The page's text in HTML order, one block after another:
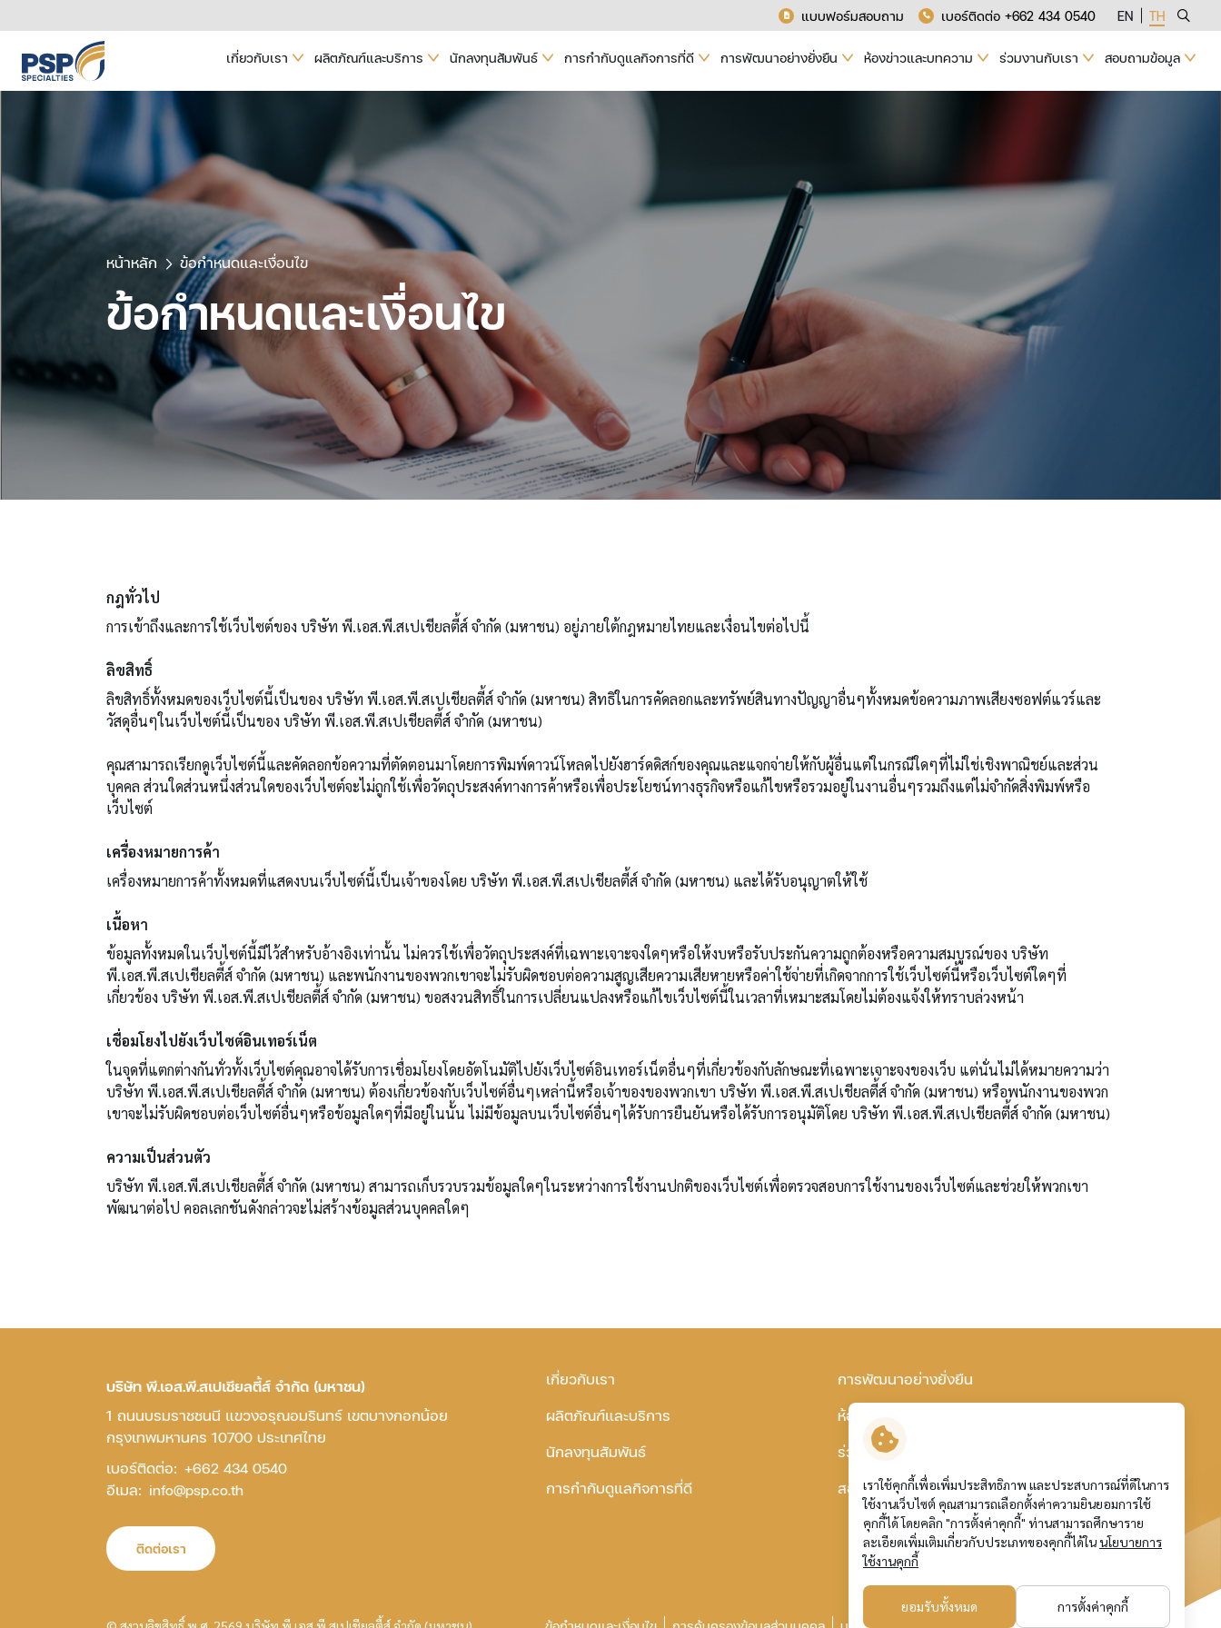
แบบฟอร์มสอบถาม เบอร์ติดต่อ +662 434 0540 EN TH
เกี่ยวกับเรา ผลิตภัณฑ์และบริการ นักลงทุนสัมพันธ์ การกำกับดูแลกิจการที่ดี การพัฒนาอย่างยั่งยืน ห้องข่าวและบทความ ร่วมงานกับเรา สอบถามข้อมูล
หน้าหลัก ข้อกำหนดและเงื่อนไข
ข้อกำหนดและเงื่อนไข
กฎทั่วไป
การเข้าถึงและการใช้เว็บไซต์ของ บริษัท พี.เอส.พี.สเปเชียลตี้ส์ จำกัด (มหาชน) อยู่ภายใต้กฎหมายไทยและเงื่อนไขต่อไปนี้
ลิขสิทธิ์
ลิขสิทธิ์ทั้งหมดของเว็บไซต์นี้เป็นของ บริษัท พี.เอส.พี.สเปเชียลตี้ส์ จำกัด (มหาชน) สิทธิในการคัดลอกและทรัพย์สินทางปัญญาอื่นๆทั้งหมดข้อความภาพเสียงซอฟต์แวร์และ
วัสดุอื่นๆในเว็บไซต์นี้เป็นของ บริษัท พี.เอส.พี.สเปเชียลตี้ส์ จำกัด (มหาชน)
คุณสามารถเรียกดูเว็บไซต์นี้และคัดลอกข้อความที่ตัดตอนมาโดยการพิมพ์ดาวน์โหลดไปยังฮาร์ดดิสก์ของคุณและแจกจ่ายให้กับผู้อื่นแต่ในกรณีใดๆที่ไม่ใช่เชิงพาณิชย์และส่วน
บุคคล ส่วนใดส่วนหนึ่งส่วนใดของเว็บไซต์จะไม่ถูกใช้เพื่อวัตถุประสงค์ทางการค้าหรือเพื่อประโยชน์ทางธุรกิจหรือแก้ไขหรือรวมอยู่ในงานอื่นๆรวมถึงแต่ไม่จํากัดสิ่งพิมพ์หรือ
เว็บไซต์
เครื่องหมายการค้า
เครื่องหมายการค้าทั้งหมดที่แสดงบนเว็บไซต์นี้เป็นเจ้าของโดย บริษัท พี.เอส.พี.สเปเชียลตี้ส์ จำกัด (มหาชน) และได้รับอนุญาตให้ใช้
เนื้อหา
ข้อมูลทั้งหมดในเว็บไซต์นี้มีไว้สำหรับอ้างอิงเท่านั้น ไม่ควรใช้เพื่อวัตถุประสงค์ที่เฉพาะเจาะจงใดๆหรือให้งบหรือรับประกันความถูกต้องหรือความสมบูรณ์ของ บริษัท
พี.เอส.พี.สเปเชียลตี้ส์ จำกัด (มหาชน) และพนักงานของพวกเขาจะไม่รับผิดชอบต่อความสูญเสียความเสียหายหรือค่าใช้จ่ายที่เกิดจากการใช้เว็บไซต์นี้หรือเว็บไซต์ใดๆที่
เกี่ยวข้อง บริษัท พี.เอส.พี.สเปเชียลตี้ส์ จำกัด (มหาชน) ขอสงวนสิทธิ์ในการเปลี่ยนแปลงหรือแก้ไขเว็บไซต์นี้ในเวลาที่เหมาะสมโดยไม่ต้องแจ้งให้ทราบล่วงหน้า
เชื่อมโยงไปยังเว็บไซต์อินเทอร์เน็ต
ในจุดที่แตกต่างกันทั่วทั้งเว็บไซต์คุณอาจได้รับการเชื่อมโยงโดยอัตโนมัติไปยังเว็บไซต์อินเทอร์เน็ตอื่นๆที่เกี่ยวข้องกับลักษณะที่เฉพาะเจาะจงของเว็บ แต่นั่นไม่ได้หมายความว่า
บริษัท พี.เอส.พี.สเปเชียลตี้ส์ จำกัด (มหาชน) ต้องเกี่ยวข้องกับเว็บไซต์อื่นๆเหล่านี้หรือเจ้าของของพวกเขา บริษัท พี.เอส.พี.สเปเชียลตี้ส์ จำกัด (มหาชน) หรือพนักงานของพวก
เขาจะไม่รับผิดชอบต่อเว็บไซต์อื่นๆหรือข้อมูลใดๆที่มีอยู่ในนั้น ไม่มีข้อมูลบนเว็บไซต์อื่นๆได้รับการยืนยันหรือได้รับการอนุมัติโดย บริษัท พี.เอส.พี.สเปเชียลตี้ส์ จำกัด (มหาชน)
ความเป็นส่วนตัว
บริษัท พี.เอส.พี.สเปเชียลตี้ส์ จำกัด (มหาชน) สามารถเก็บรวบรวมข้อมูลใดๆในระหว่างการใช้งานปกติของเว็บไซต์เพื่อตรวจสอบการใช้งานของเว็บไซต์และช่วยให้พวกเขา
พัฒนาต่อไป คอลเลกชันดังกล่าวจะไม่สร้างข้อมูลส่วนบุคคลใดๆ
บริษัท พี.เอส.พี.สเปเชียลตี้ส์ จำกัด (มหาชน)
1 ถนนบรมราชชนนี แขวงอรุณอมรินทร์ เขตบางกอกน้อย
กรุงเทพมหานคร 10700 ประเทศไทย
เบอร์ติดต่อ: +662 434 0540
อีเมล: info@psp.co.th
ติดต่อเรา
เกี่ยวกับเรา
ผลิตภัณฑ์และบริการ
นักลงทุนสัมพันธ์
การกำกับดูแลกิจการที่ดี
การพัฒนาอย่างยั่งยืน
ห้องข่าวและบทความ
ร่วมงานกับเรา
สอบถามข้อมูล
เราใช้คุกกี้เพื่อเพิ่มประสิทธิภาพ และประสบการณ์ที่ดีในการ
ใช้งานเว็บไซต์ คุณสามารถเลือกตั้งค่าความยินยอมการใช้
คุกกี้ได้ โดยคลิก "การตั้งค่าคุกกี้" ท่านสามารถศึกษาราย
ละเอียดเพิ่มเติมเกี่ยวกับประเภทของคุกกี้ได้ในนโยบายการ
ใช้งานคุกกี้
ยอมรับทั้งหมด การตั้งค่าคุกกี้